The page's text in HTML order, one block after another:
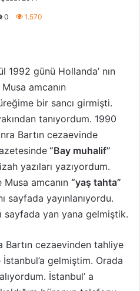
0 1.570
1992 günü Hollanda’ nın
amcanın
bir sancı girmişti.
tanıyordum. 1990
Bartın cezaevinde
“Bay muhalif”
yazıları yazıyordum.
Musa amcanın “yaş tahta”
sayfada yayınlanıyordu.
sayfada yan yana gelmiştik.
Bartın cezaevinden tahliye
gelmiştim. Orada
İstanbul’ a